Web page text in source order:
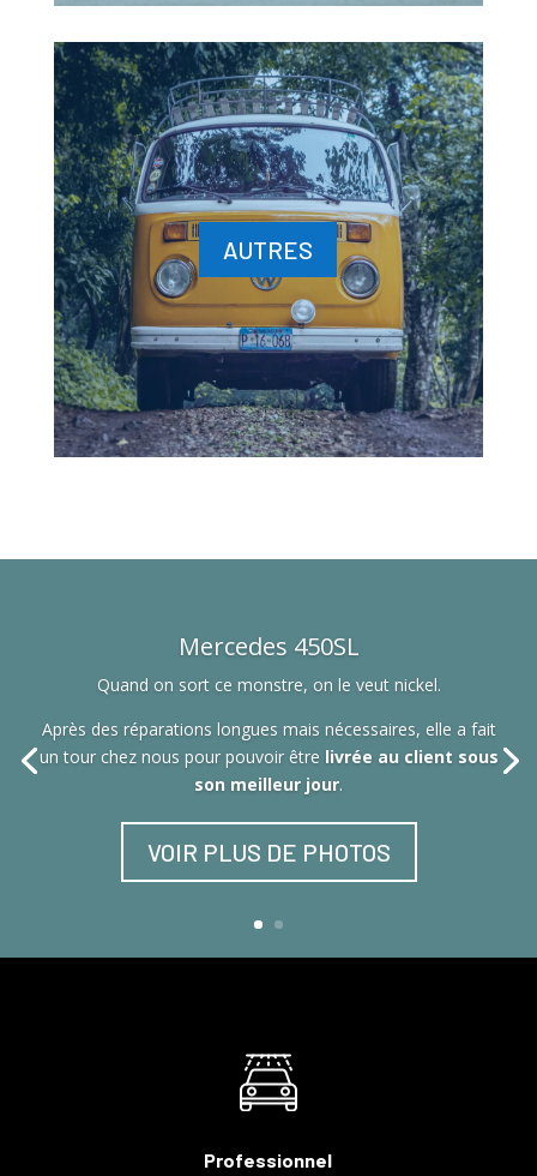
AUTRES
Mercedes 450SL
Quand on sort ce monstre, on le veut nickel.
Après des réparations longues mais nécessaires, elle a fait
un tour chez nous pour pouvoir être livrée au client sous
son meilleur jour.
VOIR PLUS DE PHOTOS
Professionnel